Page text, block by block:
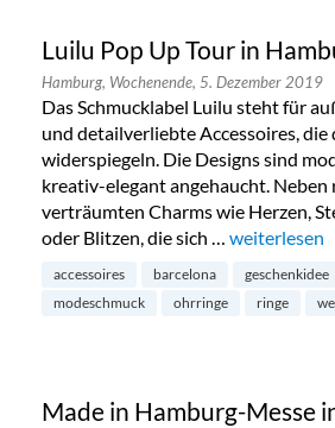
Luilu Pop Up Tour in
Hamburg, Wochenende, 5. Dezember 2019
Das Schmucklabel Luilu steht für
und detailverliebte Accessoires, die
widerspiegeln. Die Designs sind
kreativ-elegant angehaucht.
verträumten Charms wie Herzen,
oder Blitzen, die sich … „Luilu Pop
weiterlesen
accessoires barcelona geschenkidee
modeschmuck
ohrringe ringe
Made in Hamburg-Messe